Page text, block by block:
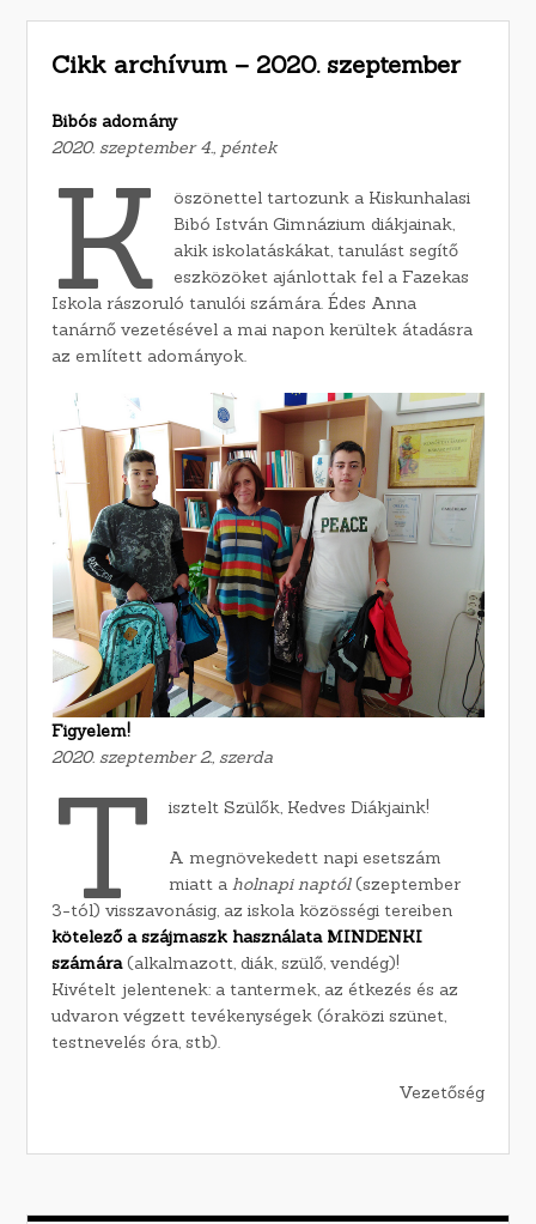
Cikk archívum – 2020. szeptember
Bibós adomány
2020. szeptember 4., péntek
K
öszönettel tartozunk a Kiskunhalasi
Bibó István Gimnázium diákjainak,
akik iskolatáskákat, tanulást segítő
eszközöket ajánlottak fel a Fazekas
Iskola rászoruló tanulói számára. Édes Anna
tanárnő vezetésével a mai napon kerültek átadásra
az említett adományok.
Figyelem!
2020. szeptember 2., szerda
T isztelt Szülők, Kedves Diákjaink!
A megnövekedett napi esetszám
miatt aholnapi naptól(szeptember
3-tól) visszavonásig, az iskola közösségi tereiben
kötelező a szájmaszk használata MINDENKI
számára(alkalmazott, diák, szülő, vendég)!
Kivételt jelentenek: a tantermek, az étkezés és az
udvaron végzett tevékenységek (óraközi szünet,
testnevelés óra, stb).
Vezetőség